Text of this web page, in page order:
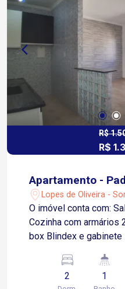
adulto Piscina infantil
Playground Espaço Pet
R$
R$
Apartamento -
Lopes de Oliveira -
O imóvel conta com: Sala de estar com sacada
Cozinha com armários
box Blindex e gabinete
General Osório 6 minutos da Avenida Ipanema 10
minutos da Avenida Itavuvu 15
2 1